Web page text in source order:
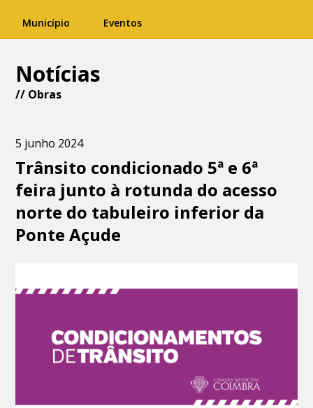
Município Eventos
Notícias
// Obras
5 junho 2024
Trânsito condicionado 5ª e 6ª
feira junto à rotunda do acesso
norte do tabuleiro inferior da
Ponte Açude